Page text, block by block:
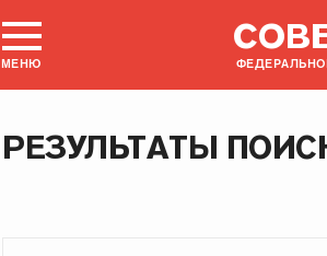
МЕНЮ
РЕЗУЛЬТАТЫ